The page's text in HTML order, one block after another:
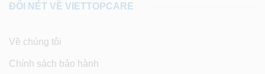
ĐÔI NÉT VỀ VIETTOPCARE
Về chúng tôi
Chính sách bảo hành